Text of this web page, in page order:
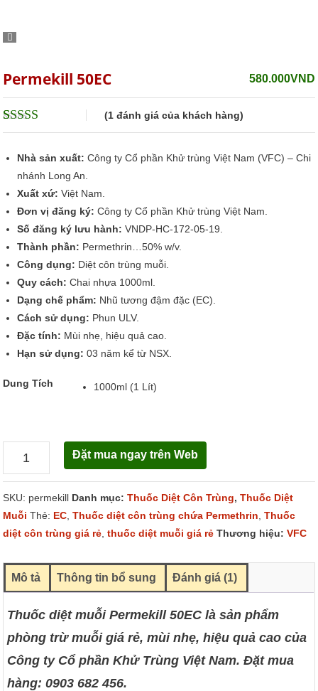
Permekill 50EC 580.000VND
5trên 5 dựa
1
(1đánh giá của khách hàng)
Nhà sản xuất: Công ty Cổ phần Khử trùng Việt Nam (VFC) – Chi
nhánh Long An.
Xuất xứ: Việt Nam.
Đơn vị đăng ký: Công ty Cổ phần Khử trùng Việt Nam.
Số đăng ký lưu hành: VNDP-HC-172-05-19.
Thành phần: Permethrin…50% w/v.
Công dụng: Diệt côn trùng muỗi.
Quy cách: Chai nhựa 1000ml.
Dạng chế phẩm: Nhũ tương đậm đặc (EC).
Cách sử dụng: Phun ULV.
Đặc tính: Mùi nhẹ, hiệu quả cao.
Hạn sử dụng: 03 năm kể từ NSX.
Dung Tích 1000ml (1 Lít)
Permekill
50EC
số
lượng
Đặt mua ngay trên Web
SKU: permekill Danh mục:Thuốc Diệt Côn Trùng,Thuốc Diệt
Muỗi Thẻ: EC ,Thuốc diệt côn trùng chứa Permethrin ,Thuốc
diệt côn trùng giá rẻ ,thuốc diệt muỗi giá rẻ Thương hiệu:VFC
Mô tả Thông tin bổ sung Đánh giá (1)
Thuốc diệt muỗi Permekill 50EC là sản phẩm
phòng trừ muỗi giá rẻ, mùi nhẹ, hiệu quả cao của
Công ty Cổ phần Khử Trùng Việt Nam. Đặt mua
hàng: 0903 682 456.